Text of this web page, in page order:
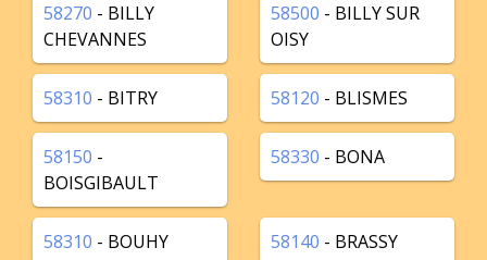
58270 - BILLY
CHEVANNES
58500 - BILLY SUR
OISY
58310 - BITRY 58120 - BLISMES
58150 -
BOISGIBAULT
58330 - BONA
58310 - BOUHY 58140 - BRASSY